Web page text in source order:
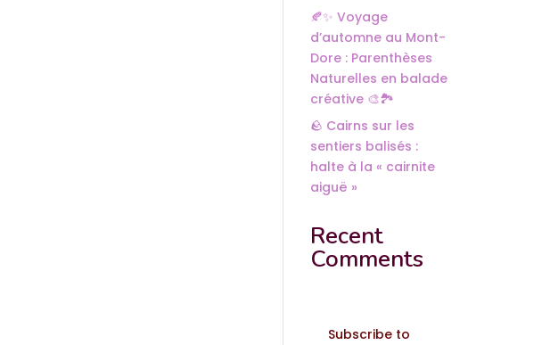
🍂✨ Voyage
d’automne au Mont-
Dore : Parenthèses
Naturelles en balade
créative 🎨🏞️
🪨 Cairns sur les
sentiers balisés :
halte à la « cairnite
aiguë »
Recent
Comments
Subscribe to